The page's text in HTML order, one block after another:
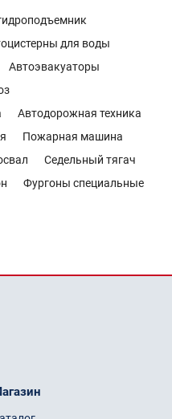
для воды
Автоэвакуаторы
Автодорожная техника
Пожарная машина
Седельный тягач
Фургоны специальные